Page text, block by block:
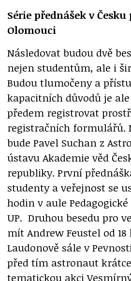
Série přednášek v
Olomouci
Následovat budou dvě
nejen studentům, ale i
Budou tlumočeny a
kapacitních důvodů je
předem registrovat
registračních formulářů.
bude Pavel Suchan z
ústavu Akademie věd
republiky. První
studenty a veřejnost se
hodin v aule
UP. Druhou besedu pro
mít Andrew Feustel od
Laudonově sále v
před tím astronaut
tematickou akci